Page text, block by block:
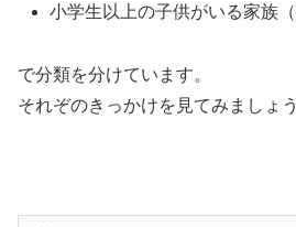
小学生以上の子供がいる家族（
で分類を分けています。
それぞのきっかけを見てみましょう